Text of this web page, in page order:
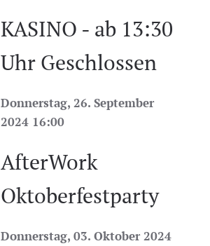
KASINO - ab 13:30
Uhr Geschlossen
Donnerstag, 26. September
2024 16:00
AfterWork
Oktoberfestparty
Donnerstag, 03. Oktober 2024